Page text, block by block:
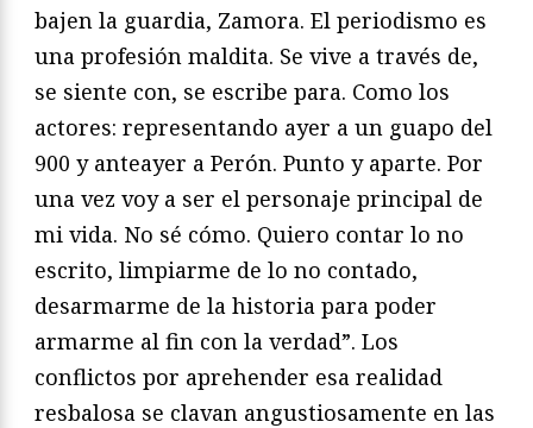
bajen la guardia, Zamora. El periodismo es
una profesión maldita. Se vive a través de,
se siente con, se escribe para. Como los
actores: representando ayer a un guapo del
900 y anteayer a Perón. Punto y aparte. Por
una vez voy a ser el personaje principal de
mi vida. No sé cómo. Quiero contar lo no
escrito, limpiarme de lo no contado,
desarmarme de la historia para poder
armarme al fin con la verdad”. Los
conflictos por aprehender esa realidad
resbalosa se clavan angustiosamente en las